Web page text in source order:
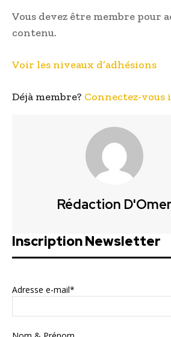
Vous devez être membre pour
contenu.
Voir les niveaux d’adhésions
Déjà membre? Connectez-vous
Rédaction
Inscription Newsletter
Adresse e-mail*